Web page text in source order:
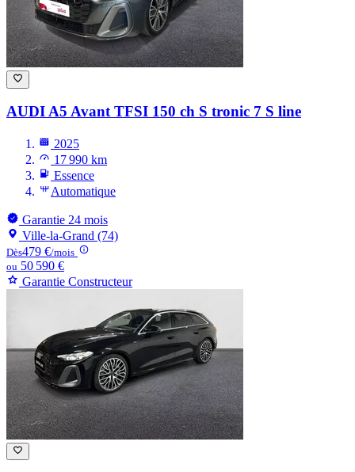
AUDI A5 Avant TFSI 150 ch S tronic 7 S line
2025
17 990 km
Essence
Automatique
Garantie 24 mois
Ville-la-Grand (74)
Dès479 €/mois
ou 50 590 €
Garantie Constructeur